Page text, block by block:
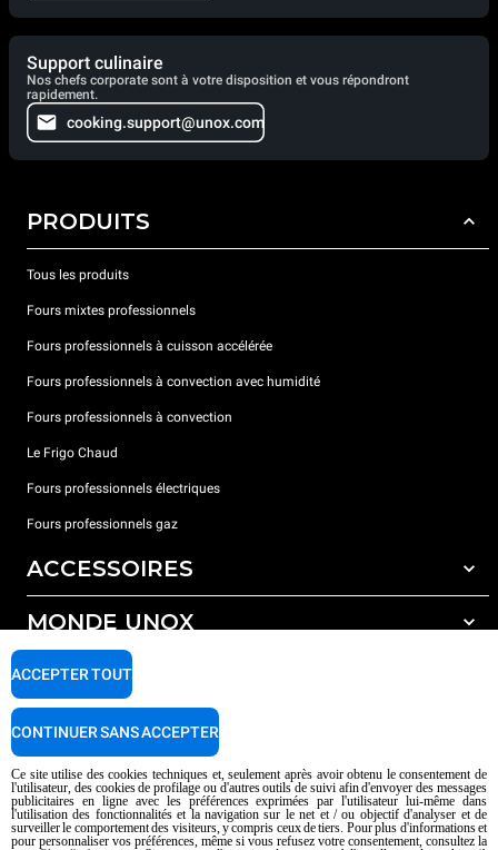
Support culinaire
Nos chefs corporate sont à votre disposition et vous répondront
rapidement.
cooking.support@unox.com
PRODUITS
Tous les produits
Fours mixtes professionnels
Fours professionnels à cuisson accélérée
Fours professionnels à convection avec humidité
Fours professionnels à convection
Le Frigo Chaud
Fours professionnels électriques
Fours professionnels gaz
ACCESSOIRES
Tous les accessoires
Détergents pour lavage automatique
Détergents pour lavage manuel
Traitement de l'eau avec filtres à résine
MONDE UNOX
Nos bureaux dans le monde
SUPPORT
Garantie Unox
Trouver les Centres SAV
AI Content Disclaimer Privacy policy Cookie policy
Ce site utilise des cookies techniques et, seulement après avoir obtenu le consentement de
l'utilisateur, des cookies de profilage ou d'autres outils de suivi afin d'envoyer des messages
publicitaires en ligne avec les préférences exprimées par l'utilisateur lui-même dans
l'utilisation des fonctionnalités et la navigation sur le net et / ou objectif d'analyser et de
surveiller le comportement des visiteurs, y compris ceux de tiers. Pour plus d'informations et
pour personnaliser vos préférences, même si vous refusez votre consentement, consultez la
ACCEPTER TOUT
CONTINUER SANS ACCEPTER